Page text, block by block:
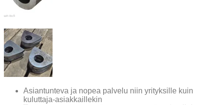
Asiantunteva ja nopea palvelu niin yrityksille kuin
kuluttaja-asiakkaillekin